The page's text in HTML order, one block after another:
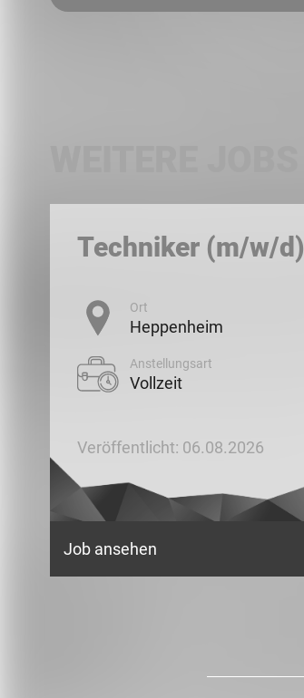
Techniker (m/w/d)
Ort
Heppenheim
Anstellungsart
Vollzeit
Veröffentlicht: 06.08.2026
Job ansehen